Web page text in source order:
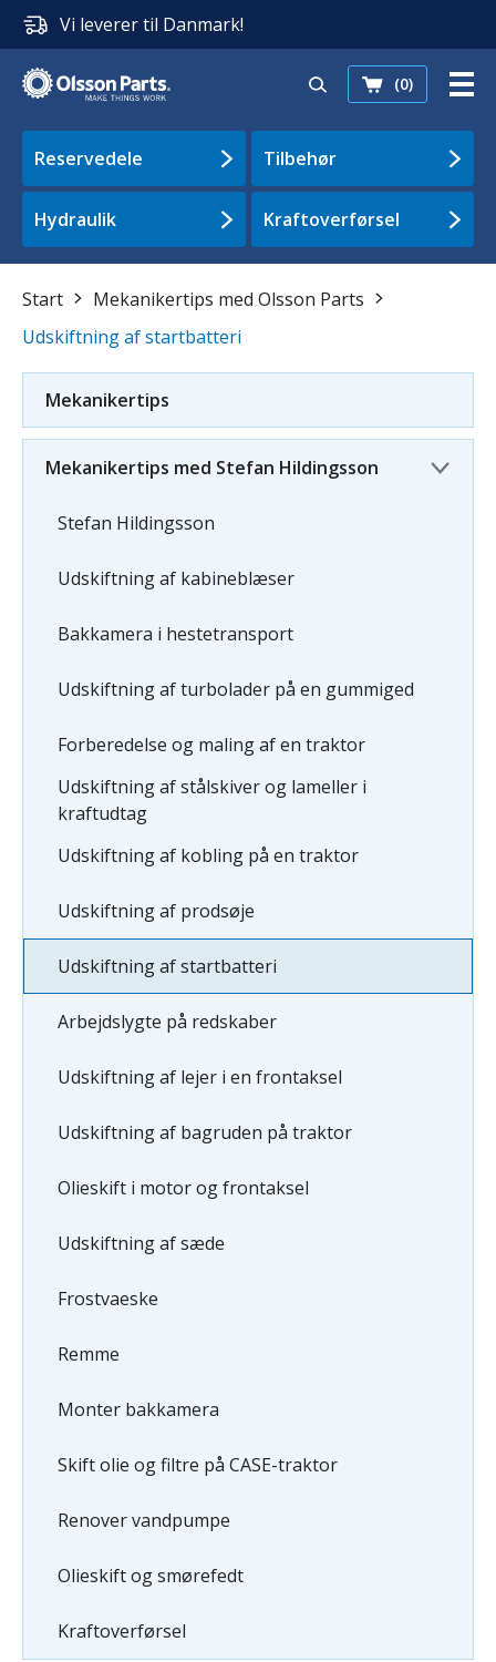
Vi leverer til Danmark!
(0)
Reservedele Tilbehør
Hydraulik Kraftoverførsel
Start
Mekanikertips med Olsson Parts
Udskiftning af startbatteri
Mekanikertips
Mekanikertips med Stefan Hildingsson
Stefan Hildingsson
Udskiftning af kabineblæser
Bakkamera i hestetransport
Udskiftning af turbolader på en gummiged
Forberedelse og maling af en traktor
Udskiftning af stålskiver og lameller i
kraftudtag
Udskiftning af kobling på en traktor
Udskiftning af prodsøje
Udskiftning af startbatteri
Arbejdslygte på redskaber
Udskiftning af lejer i en frontaksel
Udskiftning af bagruden på traktor
Olieskift i motor og frontaksel
Udskiftning af sæde
Frostvaeske
Remme
Monter bakkamera
Skift olie og filtre på CASE-traktor
Renover vandpumpe
Olieskift og smørefedt
Kraftoverførsel